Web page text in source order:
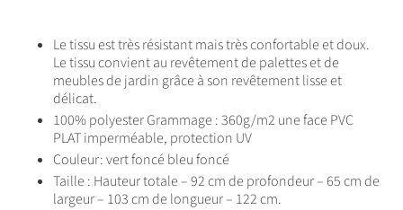
palettepalette
Le tissu est très résistant mais très confortable et doux.
Le tissu convient au revêtement de palettes et de
meubles de jardin grâce à son revêtement lisse et
délicat.
100% polyester Grammage : 360g/m2 une face PVC
PLAT imperméable, protection UV
Couleur: vert foncé bleu foncé
Taille : Hauteur totale – 92 cm de profondeur – 65 cm de
largeur – 103 cm de longueur – 122 cm.